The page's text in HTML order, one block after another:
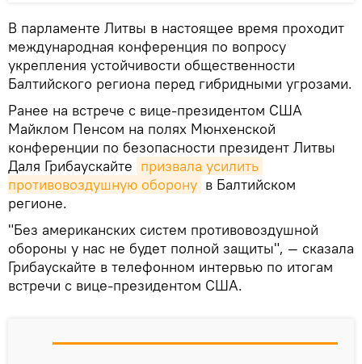
В парламенте Литвы в настоящее время проходит
международная конференция по вопросу
укрепления устойчивости общественности
Балтийского региона перед гибридными угрозами.
Ранее на встрече с вице-президентом США
Майклом Пенсом на полях Мюнхенской
конференции по безопасности президент Литвы
Даля Грибаускайте призвала усилить
противовоздушную оборону в Балтийском
регионе.
"Без американских систем противовоздушной
обороны у нас не будет полной защиты", — сказала
Грибаускайте в телефонном интервью по итогам
встречи с вице-президентом США.